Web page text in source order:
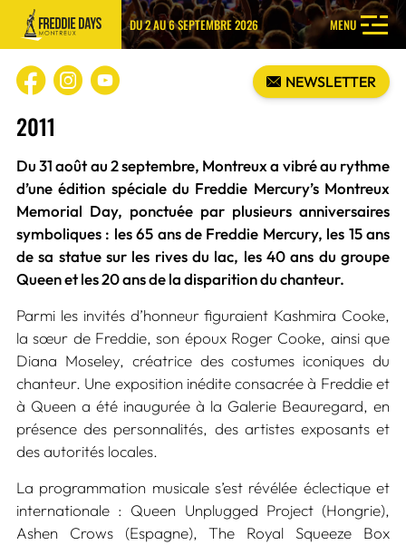
DU 2 AU 6 SEPTEMBRE 2026 MENU
NEWSLETTER
2011
Du 31 août au 2 septembre, Montreux a vibré au rythme
d’une édition spéciale du Freddie Mercury’s Montreux
Memorial Day, ponctuée par plusieurs anniversaires
symboliques : les 65 ans de Freddie Mercury, les 15 ans
de sa statue sur les rives du lac, les 40 ans du groupe
Queen et les 20 ans de la disparition du chanteur.
Parmi les invités d’honneur figuraient Kashmira Cooke,
la sœur de Freddie, son époux Roger Cooke, ainsi que
Diana Moseley, créatrice des costumes iconiques du
chanteur. Une exposition inédite consacrée à Freddie et
à Queen a été inaugurée à la Galerie Beauregard, en
présence des personnalités, des artistes exposants et
des autorités locales.
La programmation musicale s’est révélée éclectique et
internationale : Queen Unplugged Project (Hongrie),
Ashen Crows (Espagne), The Royal Squeeze Box